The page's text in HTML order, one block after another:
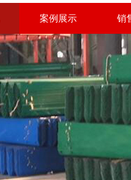
案例展示 销